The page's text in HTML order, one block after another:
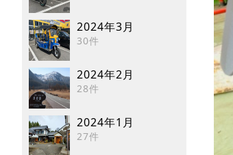
2024年3月
30件
2024年2月
28件
2024年1月
27件